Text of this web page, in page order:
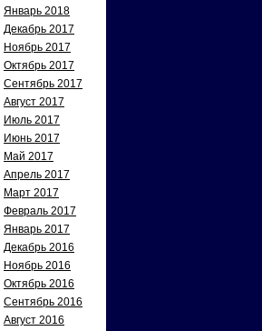
Январь 2018
Декабрь 2017
Ноябрь 2017
Октябрь 2017
Сентябрь 2017
Август 2017
Июль 2017
Июнь 2017
Май 2017
Апрель 2017
Март 2017
Февраль 2017
Январь 2017
Декабрь 2016
Ноябрь 2016
Октябрь 2016
Сентябрь 2016
Август 2016